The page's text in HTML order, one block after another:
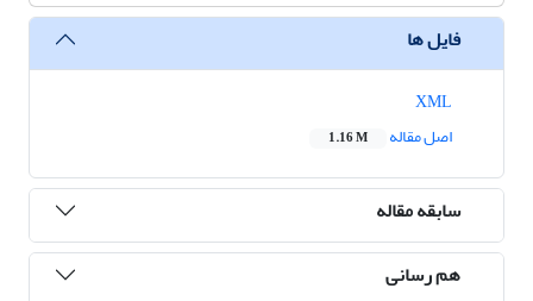
فایل ها
اصل مقاله
1.16 M
سابقه مقاله
هم رسانی